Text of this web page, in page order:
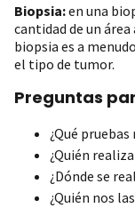
Biopsia:en una
cantidad de un
biopsia es a
el tipo de tumor.
Preguntas
¿Qué
¿Quién
¿Dónde se
¿Quién nos